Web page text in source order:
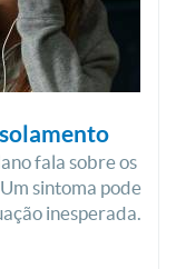
fala sobre os
sintoma pode
inesperada.